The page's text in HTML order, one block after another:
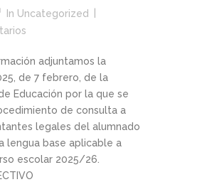
In Uncategorized
adjuntamos la
de 7 febrero, de la
Educación por la que se
de consulta a
legales del alumnado
lengua base aplicable a
escolar 2025/26.